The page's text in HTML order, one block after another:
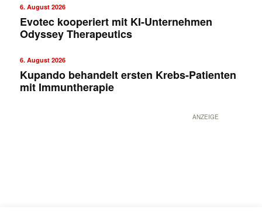
6. August 2026
Evotec kooperiert mit KI-Unternehmen
Odyssey Therapeutics
6. August 2026
Kupando behandelt ersten Krebs-Patienten
mit Immuntherapie
ANZEIGE